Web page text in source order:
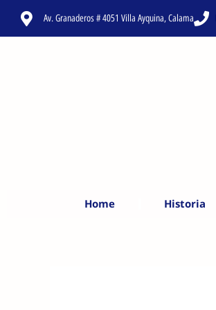
Av. Granaderos # 4051 Villa Ayquina, Calama
Home Historia